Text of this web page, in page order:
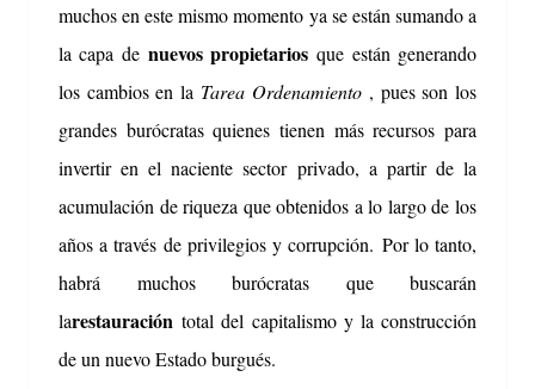
muchos en este mismo momento ya se están sumando a
la capa de nuevos propietarios que están generando
los cambios en la Tarea Ordenamiento, pues son los
grandes burócratas quienes tienen más recursos para
invertir en el naciente sector privado, a partir de la
acumulación de riqueza que obtenidos a lo largo de los
años a través de privilegios y corrupción. Por lo tanto,
habrá muchos burócratas que buscarán
larestauración total del capitalismo y la construcción
de un nuevo Estado burgués.